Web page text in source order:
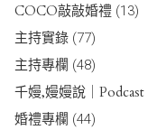
COCO敲敲婚禮 (13)
主持實錄 (77)
主持專欄 (48)
千嫚,嫚嫚說｜Podcast
婚禮專欄 (44)